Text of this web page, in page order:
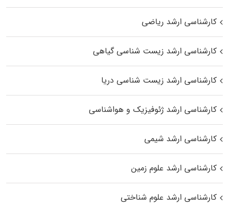
کارشناسی ارشد ریاضی
کارشناسی ارشد زیست‌ شناسی گیاهی
کارشناسی ارشد زیست‌ شناسی دریا
کارشناسی ارشد ژئوفیزیک و هواشناسی
کارشناسی ارشد شیمی
کارشناسی ارشد علوم زمین
کارشناسی ارشد علوم شناختی